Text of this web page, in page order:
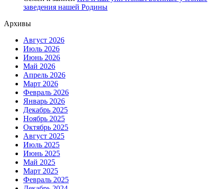
заведения нашей Родины
Архивы
Август 2026
Июль 2026
Июнь 2026
Май 2026
Апрель 2026
Март 2026
Февраль 2026
Январь 2026
Декабрь 2025
Ноябрь 2025
Октябрь 2025
Август 2025
Июль 2025
Июнь 2025
Май 2025
Март 2025
Февраль 2025